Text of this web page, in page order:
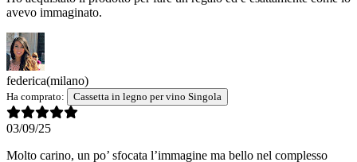
avevo immaginato.
federica(milano)
Ha comprato: Cassetta in legno per vino Singola
03/09/25
Molto carino, un po’ sfocata l’immagine ma bello nel complesso